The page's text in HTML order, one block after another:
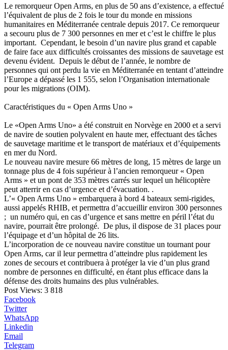
Le remorqueur Open Arms, en plus de 50 ans d’existence, a effectué
l’équivalent de plus de 2 fois le tour du monde en missions
humanitaires en Méditerranée centrale depuis 2017. Ce remorqueur
a secouru plus de 7 300 personnes en mer et c’est le chiffre le plus
important. Cependant, le besoin d’un navire plus grand et capable
de faire face aux difficultés croissantes des missions de sauvetage est
devenu évident. Depuis le début de l’année, le nombre de
personnes qui ont perdu la vie en Méditerranée en tentant d’atteindre
l’Europe a dépassé les 1 555, selon l’Organisation internationale
pour les migrations (OIM).
Caractéristiques du « Open Arms Uno »
Le «Open Arms Uno» a été construit en Norvège en 2000 et a servi
de navire de soutien polyvalent en haute mer, effectuant des tâches
de sauvetage maritime et le transport de matériaux et d’équipements
en mer du Nord.
Le nouveau navire mesure 66 mètres de long, 15 mètres de large un
tonnage plus de 4 fois supérieur à l’ancien remorqueur « Open
Arms » et un pont de 353 mètres carrés sur lequel un hélicoptère
peut atterrir en cas d’urgence et d’évacuation. .
L’« Open Arms Uno » embarquera à bord 4 bateaux semi-rigides,
aussi appelés RHIB, et permettra d’accueillir environ 300 personnes
; un numéro qui, en cas d’urgence et sans mettre en péril l’état du
navire, pourrait être prolongé. De plus, il dispose de 31 places pour
l’équipage et d’un hôpital de 26 lits.
L’incorporation de ce nouveau navire constitue un tournant pour
Open Arms, car il leur permettra d’atteindre plus rapidement les
zones de secours et contribuera à protéger la vie d’un plus grand
nombre de personnes en difficulté, en étant plus efficace dans la
défense des droits humains des plus vulnérables.
Post Views: 3 818
Facebook
Twitter
WhatsApp
Linkedin
Email
Telegram